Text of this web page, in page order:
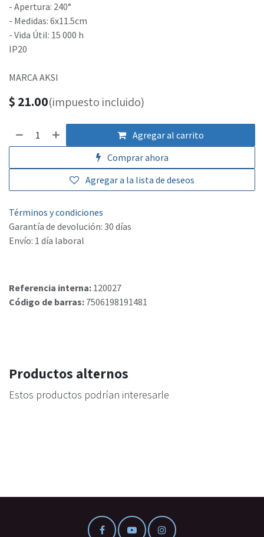
- Apertura: 240°
- Medidas: 6x11.5cm
- Vida Útil: 15 000 h
IP20
MARCA AKSI
$ 21.00(impuesto incluido)
Agregar al carrito
Comprar ahora
Agregar a la lista de deseos
Términos y condiciones
Garantía de devolución: 30 días
Envío: 1 día laboral
Referencia interna: 120027
Código de barras: 7506198191481
Productos alternos
Estos productos podrían interesarle